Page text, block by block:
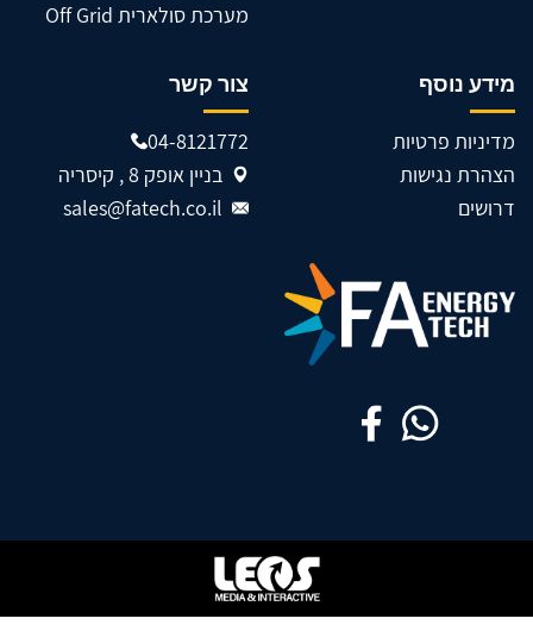
מערכת סולארית Off Grid
מידע נוסף
מדיניות פרטיות
הצהרת נגישות
דרושים
צור קשר
04-8121772
בניין אופק 8 , קיסריה
sales@fatech.co.il